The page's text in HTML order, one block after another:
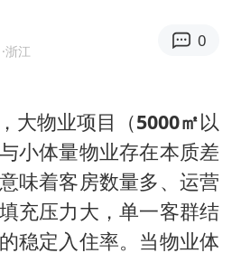
国乒男单横滨冠军赛全军覆没
胡彦斌获《歌手2026》歌王
U17国足三连胜晋级明日之星半决赛
美股存储板块集体大跌
中巨芯：上半年归母净利润1405.77万元
·浙江
0
大物业项目（5000㎡以
小体量物业存在本质差
味着客房数量多、运营
充压力大，单一客群结
稳定入住率。当物业体